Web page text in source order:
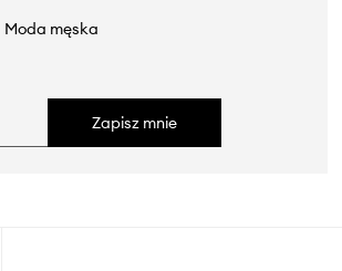
Moda męska
Zapisz mnie